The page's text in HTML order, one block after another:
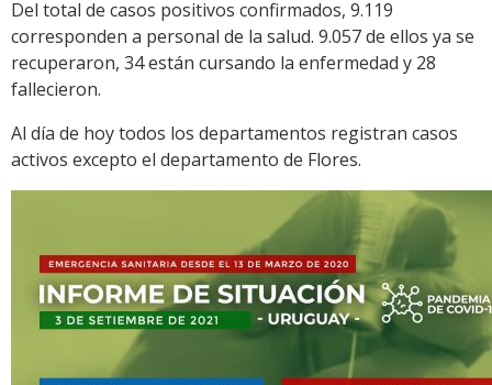
Del total de casos positivos confirmados, 9.119
corresponden a personal de la salud. 9.057 de ellos ya se
recuperaron, 34 están cursando la enfermedad y 28
fallecieron.
Al día de hoy todos los departamentos registran casos
activos excepto el departamento de Flores.